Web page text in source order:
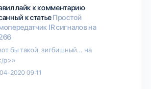
лайк к комментарию
к статьеПростой
IR сигналов на
бы такой зигбишный... на
p>»
2020 09:11